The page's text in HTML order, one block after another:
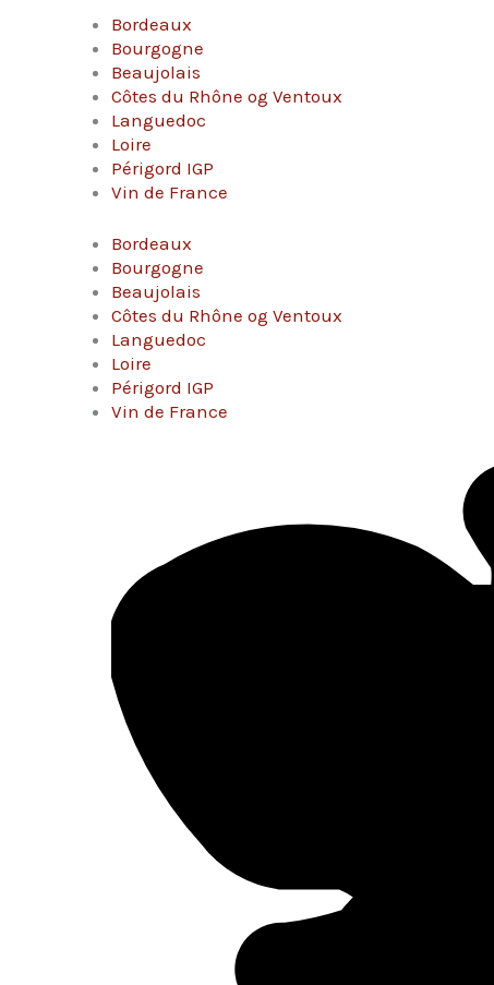
Bordeaux
Bourgogne
Beaujolais
Côtes du Rhône og Ventoux
Languedoc
Loire
Périgord IGP
Vin de France
Bordeaux
Bourgogne
Beaujolais
Côtes du Rhône og Ventoux
Languedoc
Loire
Périgord IGP
Vin de France